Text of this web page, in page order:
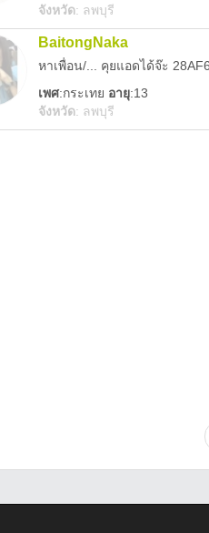
จังหวัด: ลพบุรี
BaitongNaka
เพศ:กระเทย อายุ:13
จังหวัด: ลพบุรี